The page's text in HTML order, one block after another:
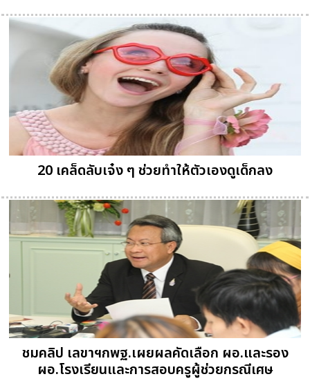
20 เคล็ดลับเจ๋ง ๆ ช่วยทำให้ตัวเองดูเด็กลง
ชมคลิป เลขาฯกพฐ.เผยผลคัดเลือก ผอ.และรอง
ผอ.โรงเรียนและการสอบครูผู้ช่วยกรณีเศษ